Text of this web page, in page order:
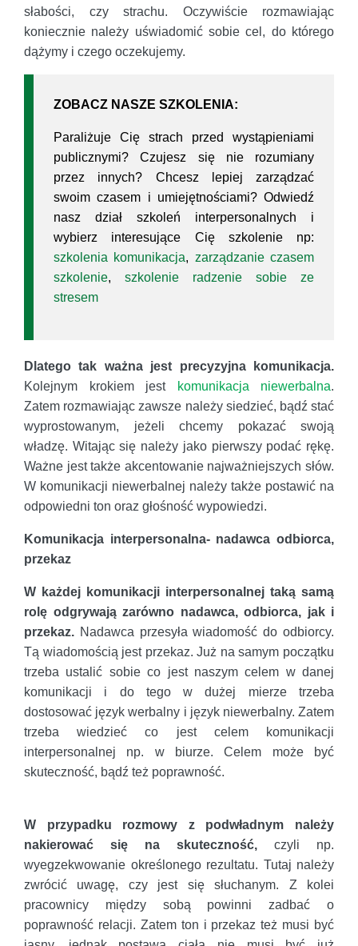
słabości, czy strachu. Oczywiście rozmawiając
koniecznie należy uświadomić sobie cel, do którego
dążymy i czego oczekujemy.
ZOBACZ NASZE SZKOLENIA:
Paraliżuje Cię strach przed wystąpieniami
publicznymi? Czujesz się nie rozumiany
przez innych? Chcesz lepiej zarządzać
swoim czasem i umiejętnościami? Odwiedź
nasz dział szkoleń interpersonalnych i
wybierz interesujące Cię szkolenie np:
szkolenia komunikacja, zarządzanie czasem
szkolenie, szkolenie radzenie sobie ze
stresem
Dlatego tak ważna jest precyzyjna komunikacja.
Kolejnym krokiem jest
komunikacja niewerbalna.
Zatem rozmawiając zawsze należy siedzieć, bądź stać
wyprostowanym, jeżeli chcemy pokazać swoją
władzę. Witając się należy jako pierwszy podać rękę.
Ważne jest także akcentowanie najważniejszych słów.
W komunikacji niewerbalnej należy także postawić na
odpowiedni ton oraz głośność wypowiedzi.
Komunikacja interpersonalna- nadawca odbiorca,
przekaz
W każdej komunikacji interpersonalnej taką samą
rolę odgrywają zarówno nadawca, odbiorca, jak i
przekaz. Nadawca przesyła wiadomość do odbiorcy.
Tą wiadomością jest przekaz. Już na samym początku
trzeba ustalić sobie co jest naszym celem w danej
komunikacji i do tego w dużej mierze trzeba
dostosować język werbalny i język niewerbalny. Zatem
trzeba wiedzieć co jest celem komunikacji
interpersonalnej np. w biurze. Celem może być
skuteczność, bądź też poprawność.
W przypadku rozmowy z podwładnym należy
nakierować się na skuteczność, czyli np.
wyegzekwowanie określonego rezultatu. Tutaj należy
zwrócić uwagę, czy jest się słuchanym. Z kolei
pracownicy między sobą powinni zadbać o
poprawność relacji. Zatem ton i przekaz też musi być